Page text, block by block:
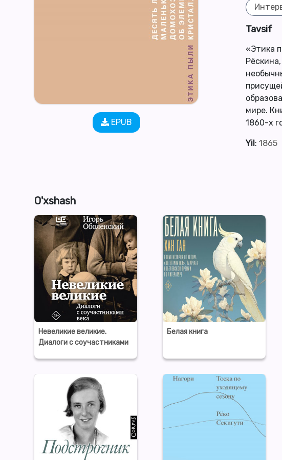
EPUB
Tavsif
«Этика
мире.
1860-х
Yil:1865
O'xshash
Невеликие великие.
Диалоги с соучастниками
Белая книга